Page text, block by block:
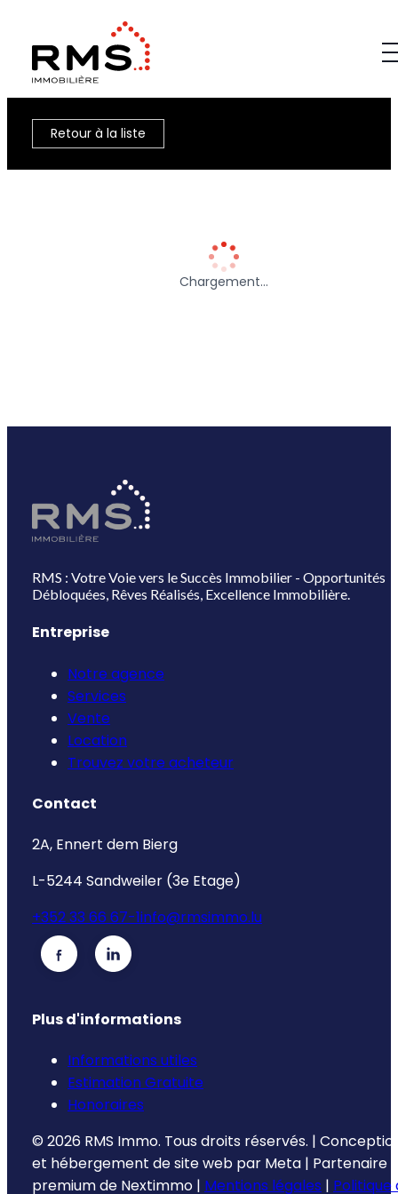
Retour à la liste
Chargement…
RMS : Votre Voie vers le Succès Immobilier - Opportunités
Débloquées, Rêves Réalisés, Excellence Immobilière.
Entreprise
Notre agence
Services
Vente
Location
Trouvez votre acheteur
Contact
2A, Ennert dem Bierg
L-5244 Sandweiler (3e Etage)
+352 33 66 67-1info@rmsimmo.lu
Plus d'informations
Informations utiles
Estimation Gratuite
Honoraires
© 2026 RMS Immo. Tous droits réservés. |
et hébergement de site web par Meta | Partenaire
premium de Nextimmo | Mentions légales | Politique